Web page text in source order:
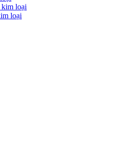
loại
loại